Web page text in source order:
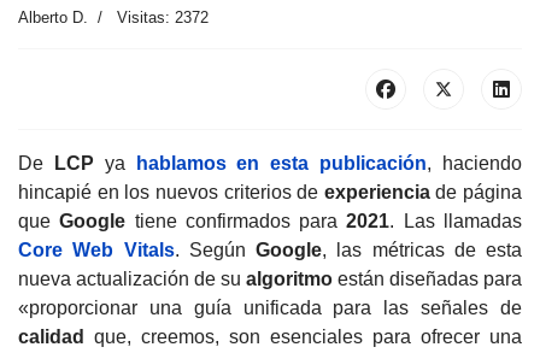
Alberto D. Visitas: 2372
De LCP ya hablamos en esta publicación, haciendo
hincapié en los nuevos criterios de experienciade página
queGoogle tiene confirmados para2021. Las llamadas
Core Web Vitals. Según Google, las métricas de esta
nueva actualización de su algoritmo están diseñadas para
«proporcionar una guía unificada para las señales de
calidad
que, creemos, son esenciales para ofrecer una